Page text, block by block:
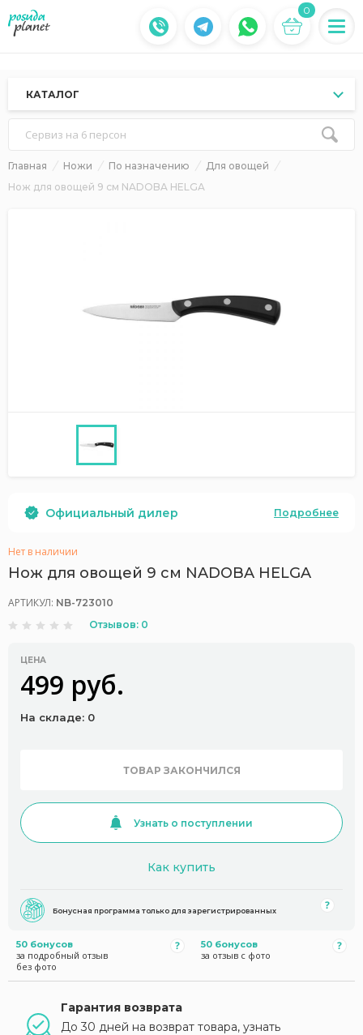
0
КАТАЛОГ
Сервиз на 6 персон
Главная Ножи По назначению
Для овощей
Нож для овощей 9 см NADOBA HELGA
Официальный дилер Подробнее
Нет в наличии
Нож для овощей 9 см NADOBA HELGA
АРТИКУЛ: NB-723010
Отзывов: 0
ЦЕНА
499 руб.
На складе: 0
ТОВАР ЗАКОНЧИЛСЯ
Узнать о поступлении
Как купить
Бонусная программа только для зарегистрированных
50 бонусов
за подробный отзыв
без фото
50 бонусов
за отзыв с фото
Гарантия возврата
До 30 дней на возврат товара, узнать